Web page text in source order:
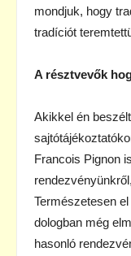
mondjuk, hogy
tradíciót
A résztvevők
Akikkel én
Francois Pignon
Természetesen
dologban még
hasonló